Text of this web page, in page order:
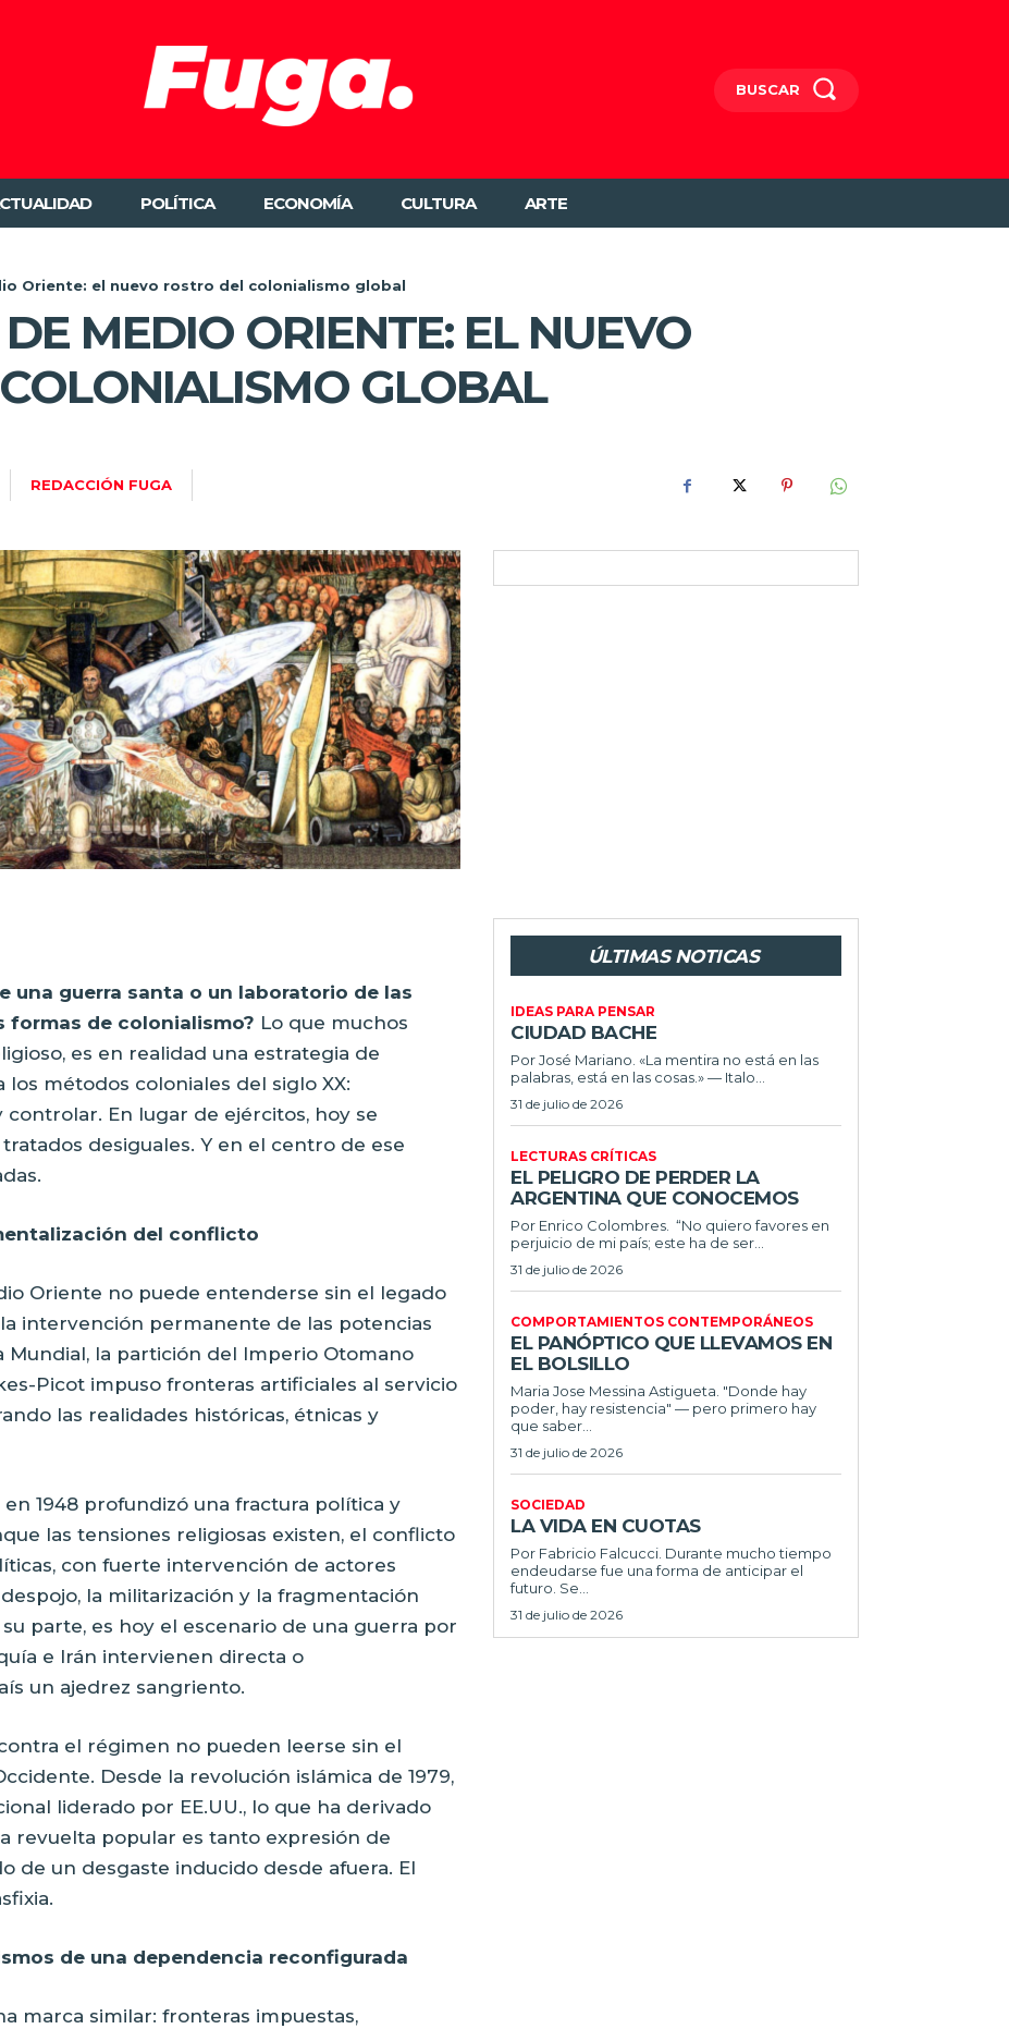
BUSCAR
POLÍTICA ECONOMÍA CULTURA ARTE
Oriente: el nuevo rostro del colonialismo global
MEDIO ORIENTE: EL NUEVO
GLOBAL
REDACCIÓN FUGA
una guerra santa o un laboratorio de las
formas de colonialismo? Lo que muchos
es en realidad una estrategia de
métodos coloniales del siglo XX:
En lugar de ejércitos, hoy se
desiguales. Y en el centro de ese
del conflicto
Oriente no puede entenderse sin el legado
intervención permanente de las potencias
Mundial, la partición del Imperio Otomano
Picot impuso fronteras artificiales al servicio
las realidades históricas, étnicas y
1948 profundizó una fractura política y
las tensiones religiosas existen, el conflicto
con fuerte intervención de actores
la militarización y la fragmentación
parte, es hoy el escenario de una guerra por
e Irán intervienen directa o
un ajedrez sangriento.
el régimen no pueden leerse sin el
Desde la revolución islámica de 1979,
liderado por EE.UU., lo que ha derivado
revuelta popular es tanto expresión de
de un desgaste inducido desde afuera. El
de una dependencia reconfigurada
marca similar: fronteras impuestas,
ÚLTIMAS NOTICAS
IDEAS PARA PENSAR
CIUDAD BACHE
Por José Mariano. «La mentira no está en las
palabras, está en las cosas.» — Italo...
31 de julio de 2026
LECTURAS CRÍTICAS
EL PELIGRO DE PERDER LA
ARGENTINA QUE CONOCEMOS
Por Enrico Colombres. “No quiero favores en
perjuicio de mi país; este ha de ser...
31 de julio de 2026
COMPORTAMIENTOS CONTEMPORÁNEOS
EL PANÓPTICO QUE LLEVAMOS EN
EL BOLSILLO
Maria Jose Messina Astigueta. "Donde hay
poder, hay resistencia" — pero primero hay
que saber...
31 de julio de 2026
SOCIEDAD
LA VIDA EN CUOTAS
Por Fabricio Falcucci. Durante mucho tiempo
endeudarse fue una forma de anticipar el
futuro. Se...
31 de julio de 2026